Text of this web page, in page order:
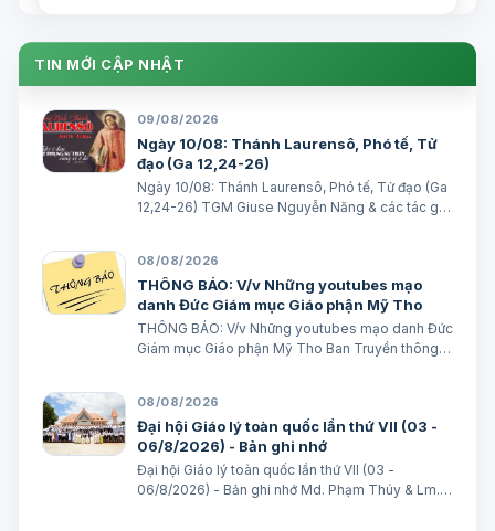
do Đức Hồng y Quốc vụ khanh Tòa
Thánh …
TIN MỚI CẬP NHẬT
09/08/2026
Ngày 10/08: Thánh Laurensô, Phó tế, Tử
đạo (Ga 12,24-26)
Ngày 10/08: Thánh Laurensô, Phó tế, Tử đạo (Ga
12,24-26) TGM Giuse Nguyễn Năng & các tác giả
dâng hiến, thì được Thiên C…
08/08/2026
THÔNG BÁO: V/v Những youtubes mạo
danh Đức Giám mục Giáo phận Mỹ Tho
THÔNG BÁO: V/v Những youtubes mạo danh Đức
Giám mục Giáo phận Mỹ Tho Ban Truyền thông
Những youtubes mạo danh Đức Giám mục Giáo
phận Mỹ Tho Những…
08/08/2026
Đại hội Giáo lý toàn quốc lần thứ VII (03 -
06/8/2026) - Bản ghi nhớ
Đại hội Giáo lý toàn quốc lần thứ VII (03 -
06/8/2026) - Bản ghi nhớ Md. Phạm Thúy & Lm.